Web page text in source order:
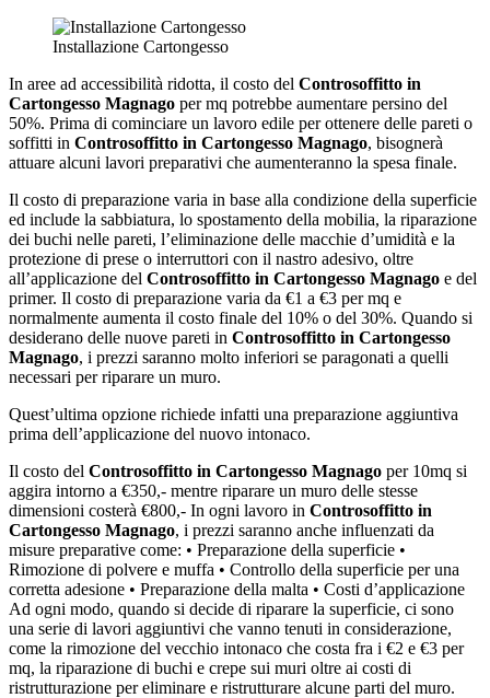
Installazione Cartongesso
In aree ad accessibilità ridotta, il costo del Controsoffitto in
Cartongesso Magnago per mq potrebbe aumentare persino del
50%. Prima di cominciare un lavoro edile per ottenere delle pareti o
soffitti in Controsoffitto in Cartongesso Magnago, bisognerà
attuare alcuni lavori preparativi che aumenteranno la spesa finale.
Il costo di preparazione varia in base alla condizione della superficie
ed include la sabbiatura, lo spostamento della mobilia, la riparazione
dei buchi nelle pareti, l’eliminazione delle macchie d’umidità e la
protezione di prese o interruttori con il nastro adesivo, oltre
all’applicazione del Controsoffitto in Cartongesso Magnago e del
primer. Il costo di preparazione varia da €1 a €3 per mq e
normalmente aumenta il costo finale del 10% o del 30%. Quando si
desiderano delle nuove pareti in Controsoffitto in Cartongesso
Magnago, i prezzi saranno molto inferiori se paragonati a quelli
necessari per riparare un muro.
Quest’ultima opzione richiede infatti una preparazione aggiuntiva
prima dell’applicazione del nuovo intonaco.
Il costo del Controsoffitto in Cartongesso Magnago per 10mq si
aggira intorno a €350,- mentre riparare un muro delle stesse
dimensioni costerà €800,- In ogni lavoro in Controsoffitto in
Cartongesso Magnago, i prezzi saranno anche influenzati da
misure preparative come: • Preparazione della superficie •
Rimozione di polvere e muffa • Controllo della superficie per una
corretta adesione • Preparazione della malta • Costi d’applicazione
Ad ogni modo, quando si decide di riparare la superficie, ci sono
una serie di lavori aggiuntivi che vanno tenuti in considerazione,
come la rimozione del vecchio intonaco che costa fra i €2 e €3 per
mq, la riparazione di buchi e crepe sui muri oltre ai costi di
ristrutturazione per eliminare e ristrutturare alcune parti del muro.